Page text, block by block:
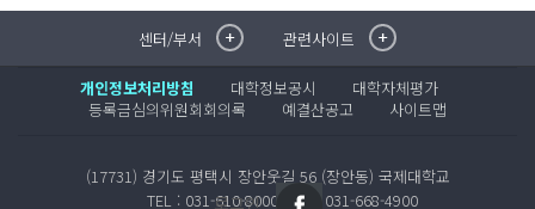
센터/부서취·창업지원센터
국제대학교 입학안내
학술정보원
학생생활관
산학협력단
평생교육원
관련사이트이메일무단수집거부
무선인터넷이용안내
포탈사이트
증명발급사이트
로그인
개인정보처리방침 대학정보공시
대학자체평가
등록금심의위원회회의록
예결산공고 사이트맵
(17731) 경기도 평택시 장안웃길 56 (장안동) 국제대학교
TEL : 031-610-8000
FAX : 031-668-4900